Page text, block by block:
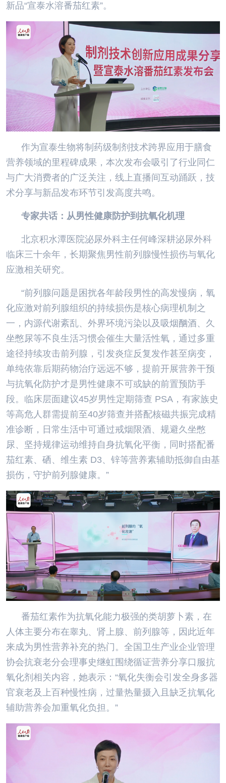
新品“宣泰水溶番茄红素”。
作为宣泰生物将制药级制剂技术跨界应用于膳食
营养领域的里程碑成果，本次发布会吸引了行业同仁
与广大消费者的广泛关注，线上直播间互动踊跃，技
术分享与新品发布环节引发高度共鸣。
专家共话：从男性健康防护到抗氧化机理
北京积水潭医院泌尿外科主任何峰深耕泌尿外科
临床三十余年，长期聚焦男性前列腺慢性损伤与氧化
应激相关研究。
“前列腺问题是困扰各年龄段男性的高发慢病，氧
化应激对前列腺组织的持续损伤是核心病理机制之
一，内源代谢紊乱、外界环境污染以及吸烟酗酒、久
坐憋尿等不良生活习惯会催生大量活性氧，通过多重
途径持续攻击前列腺，引发炎症反复发作甚至病变，
单纯依靠后期药物治疗远远不够，提前开展营养干预
与抗氧化防护才是男性健康不可或缺的前置预防手
段。临床层面建议45岁男性定期筛查 PSA，有家族史
等高危人群需提前至40岁筛查并搭配核磁共振完成精
准诊断，日常生活中可通过戒烟限酒、规避久坐憋
尿、坚持规律运动维持自身抗氧化平衡，同时搭配番
茄红素、硒、维生素 D3、锌等营养素辅助抵御自由基
损伤，守护前列腺健康。”
番茄红素作为抗氧化能力极强的类胡萝卜素，在
人体主要分布在睾丸、肾上腺、前列腺等，因此近年
来成为男性营养补充的热门。全国卫生产业企业管理
协会抗衰老分会理事史继虹围绕循证营养分享口服抗
氧化剂相关内容，她表示：“氧化失衡会引发全身多器
官衰老及上百种慢性病，过量热量摄入且缺乏抗氧化
辅助营养会加重氧化负担。”